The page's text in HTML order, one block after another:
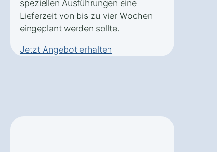
speziellen Ausführungen eine
Lieferzeit von bis zu vier Wochen
eingeplant werden sollte.
Jetzt Angebot erhalten